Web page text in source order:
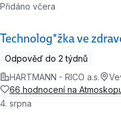
Technolog*žka ve
Přidáno včera
Odpověď do 2 týdnů
HARTMANN - RICO a.s.
66 hodnocení na
4. srpna